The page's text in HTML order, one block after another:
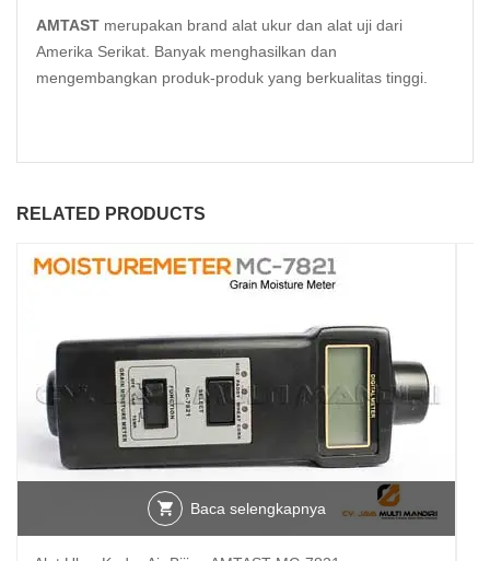
AMTAST merupakan brand alat ukur dan alat uji dari
Amerika Serikat. Banyak menghasilkan dan
mengembangkan produk-produk yang berkualitas tinggi.
RELATED PRODUCTS
Baca selengkapnya